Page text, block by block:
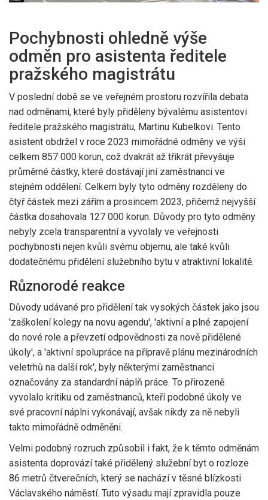
Pochybnosti ohledně výše
odměn pro asistenta ředitele
pražského magistrátu
V poslední době se ve veřejném prostoru rozvířila debata
nad odměnami, které byly přiděleny bývalému asistentovi
ředitele pražského magistrátu, Martinu Kubelkovi. Tento
asistent obdržel v roce 2023 mimořádné odměny ve výši
celkem 857 000 korun, což dvakrát až třikrát převyšuje
průměrné částky, které dostávají jiní zaměstnanci ve
stejném oddělení. Celkem byly tyto odměny rozděleny do
čtyř částek mezi zářím a prosincem 2023, přičemž nejvyšší
částka dosahovala 127 000 korun. Důvody pro tyto odměny
nebyly zcela transparentní a vyvolaly ve veřejnosti
pochybnosti nejen kvůli svému objemu, ale také kvůli
dodatečnému přidělení služebního bytu v atraktivní lokalitě.
Různorodé reakce
Důvody udávané pro přidělení tak vysokých částek jako jsou
'zaškolení kolegy na novu agendu', 'aktivní a plné zapojení
do nové role a převzetí odpovědnosti za nově přidělené
úkoly', a 'aktivní spolupráce na přípravě plánu mezinárodních
veletrhů na další rok', byly některými zaměstnanci
označovány za standardní náplň práce. To přirozeně
vyvolalo kritiku od zaměstnanců, kteří podobné úkoly ve
své pracovní náplni vykonávají, avšak nikdy za ně nebyli
takto mimořádně odměněni.
Velmi podobný rozruch způsobil i fakt, že k těmto odměnám
asistenta doprovází také přidělený služební byt o rozloze
86 metrů čtverečních, který se nachází v těsné blízkosti
Václavského náměstí. Tuto výsadu mají zpravidla pouze